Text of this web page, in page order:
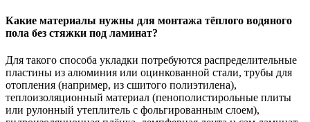
Какие материалы нужны для монтажа тёплого водяного
пола без стяжки под ламинат?
Для такого способа укладки потребуются распределительные
пластины из алюминия или оцинкованной стали, трубы для
отопления (например, из сшитого полиэтилена),
теплоизоляционный материал (пенополистирольные плиты
или рулонный утеплитель с фольгированным слоем),